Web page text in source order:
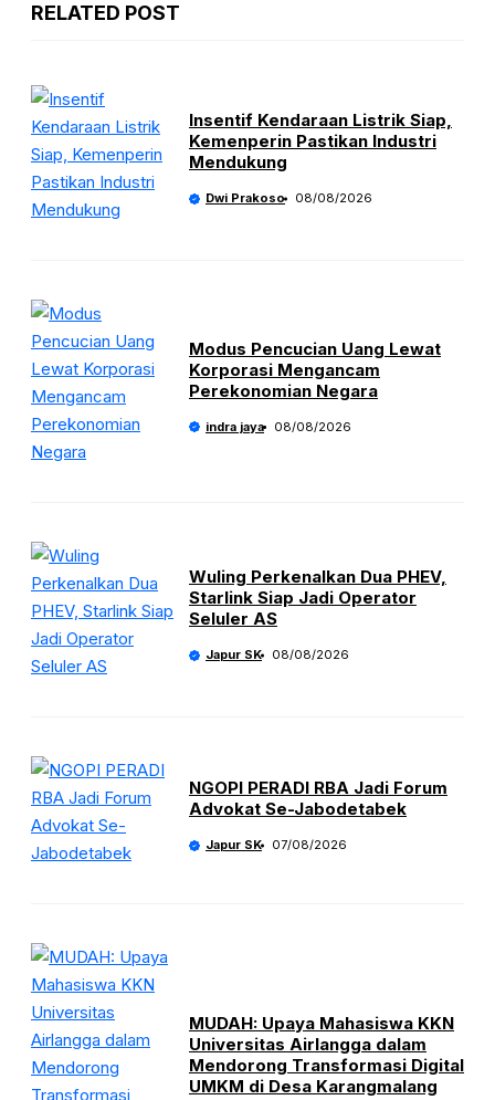
RELATED POST
Insentif Kendaraan Listrik Siap,
Kemenperin Pastikan Industri
Mendukung
Dwi Prakoso 08/08/2026
Modus Pencucian Uang Lewat
Korporasi Mengancam
Perekonomian Negara
indra jaya 08/08/2026
Wuling Perkenalkan Dua PHEV,
Starlink Siap Jadi Operator
Seluler AS
Japur SK 08/08/2026
NGOPI PERADI RBA Jadi Forum
Advokat Se-Jabodetabek
Japur SK 07/08/2026
MUDAH: Upaya Mahasiswa KKN
Universitas Airlangga dalam
Mendorong Transformasi Digital
UMKM di Desa Karangmalang